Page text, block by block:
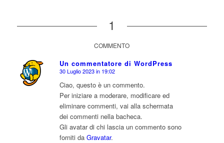
1
COMMENTO
Un commentatore di WordPress
dice:
30 Luglio 2023 in 19:02
Ciao, questo è un commento.
Per iniziare a moderare, modificare ed
eliminare commenti, vai alla schermata
dei commenti nella bacheca.
Gli avatar di chi lascia un commento sono
forniti da Gravatar.